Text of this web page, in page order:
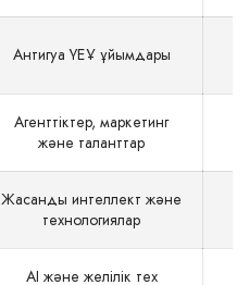
Антигуа ҮЕҰ ұйымдары
Агенттіктер, маркетинг
және таланттар
Жасанды интеллект және
технологиялар
AI және желілік тех